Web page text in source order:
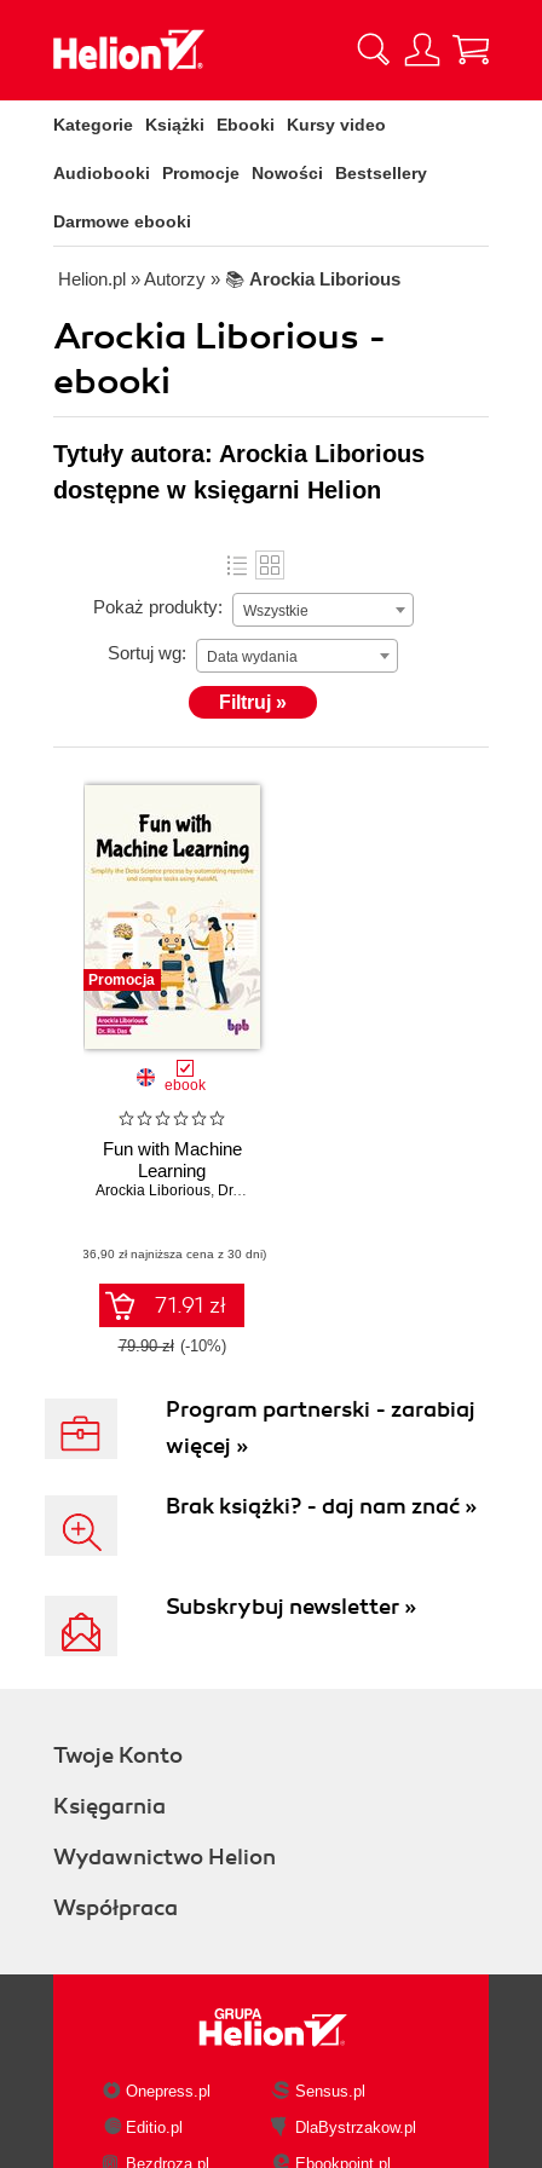
Kategorie Książki Ebooki Kursy video
Audiobooki Promocje Nowości Bestsellery
Darmowe ebooki
Helion.pl » Autorzy » 📚 Arockia Liborious
Arockia Liborious -
ebooki
Tytuły autora: Arockia Liborious
dostępne w księgarni Helion
Pokaż produkty: Wszystkie
Sortuj wg: Data wydania
Filtruj »
Promocja
ebook
Fun with Machine
Learning
Arockia Liborious, Dr. Rik Das
(36,90 zł najniższa cena z 30 dni)
71.91 zł
79.90 zł (-10%)
Program partnerski - zarabiaj
więcej »
Brak książki? - daj nam znać »
Subskrybuj newsletter »
Twoje Konto
Księgarnia
Wydawnictwo Helion
Współpraca
Onepress.pl
Sensus.pl
Editio.pl
DlaBystrzakow.pl
Bezdroza.pl
Ebookpoint.pl